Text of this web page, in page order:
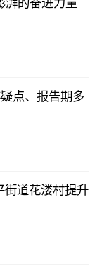
点、报告期多
街道花溇村提升